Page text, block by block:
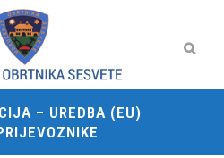
– UREDBA (EU)